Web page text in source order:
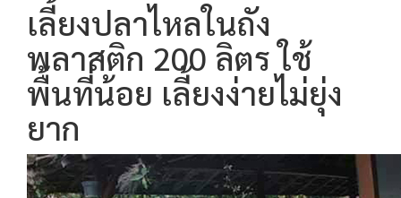
เลี้ยงปลาไหลในถัง
พลาสติก 200 ลิตร ใช้
พื้นที่น้อย เลี้ยงง่ายไม่ยุ่ง
ยาก